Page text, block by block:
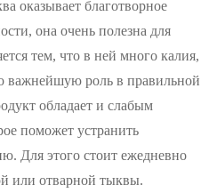
оказывает благотворное
она очень полезна для
тем, что в ней много калия,
роль в правильной
обладает и слабым
поможет устранить
Для этого стоит ежедневно
или отварной тыквы.